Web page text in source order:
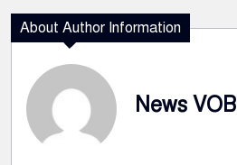
About Author Information
News VOB